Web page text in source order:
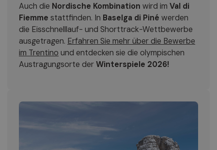
Auch die Nordische Kombination wird im Val di
Fiemme stattfinden. In Baselga di Piné werden
die Eisschnelllauf- und Shorttrack-Wettbewerbe
ausgetragen. Erfahren Sie mehr über die Bewerbe
im Trentino und entdecken sie die olympischen
Austragungsorte derWinterspiele 2026!